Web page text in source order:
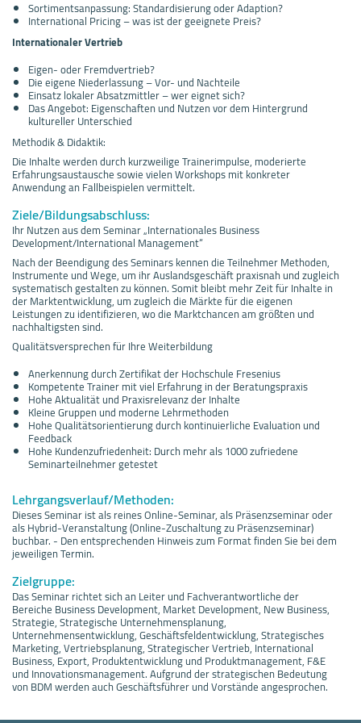
Sortimentsanpassung: Standardisierung oder Adaption?
International Pricing – was ist der geeignete Preis?
Internationaler Vertrieb
Eigen- oder Fremdvertrieb?
Die eigene Niederlassung – Vor- und Nachteile
Einsatz lokaler Absatzmittler – wer eignet sich?
Das Angebot: Eigenschaften und Nutzen vor dem Hintergrund
kultureller Unterschied
Methodik & Didaktik:
Die Inhalte werden durch kurzweilige Trainerimpulse, moderierte
Erfahrungsaustausche sowie vielen Workshops mit konkreter
Anwendung an Fallbeispielen vermittelt.
Ziele/Bildungsabschluss:
Ihr Nutzen aus dem Seminar „Internationales Business
Development/International Management“
Nach der Beendigung des Seminars kennen die Teilnehmer Methoden,
Instrumente und Wege, um ihr Auslandsgeschäft praxisnah und zugleich
systematisch gestalten zu können. Somit bleibt mehr Zeit für Inhalte in
der Marktentwicklung, um zugleich die Märkte für die eigenen
Leistungen zu identifizieren, wo die Marktchancen am größten und
nachhaltigsten sind.
Qualitätsversprechen für Ihre Weiterbildung
Anerkennung durch Zertifikat der Hochschule Fresenius
Kompetente Trainer mit viel Erfahrung in der Beratungspraxis
Hohe Aktualität und Praxisrelevanz der Inhalte
Kleine Gruppen und moderne Lehrmethoden
Hohe Qualitätsorientierung durch kontinuierliche Evaluation und
Feedback
Hohe Kundenzufriedenheit: Durch mehr als 1000 zufriedene
Seminarteilnehmer getestet
Lehrgangsverlauf/Methoden:
Dieses Seminar ist als reines Online-Seminar, als Präsenzseminar oder
als Hybrid-Veranstaltung (Online-Zuschaltung zu Präsenzseminar)
buchbar. - Den entsprechenden Hinweis zum Format finden Sie bei dem
jeweiligen Termin.
Zielgruppe:
Das Seminar richtet sich an Leiter und Fachverantwortliche der
Bereiche Business Development, Market Development, New Business,
Strategie, Strategische Unternehmensplanung,
Unternehmensentwicklung, Geschäftsfeldentwicklung, Strategisches
Marketing, Vertriebsplanung, Strategischer Vertrieb, International
Business, Export, Produktentwicklung und Produktmanagement, F&E
und Innovationsmanagement. Aufgrund der strategischen Bedeutung
von BDM werden auch Geschäftsführer und Vorstände angesprochen.